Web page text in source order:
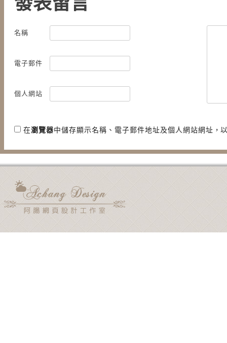
名稱
電子郵件
個人網站
在瀏覽器中儲存顯示名稱、電子郵件地址及個人網站網址，
用電子郵件通知我後續的迴響。